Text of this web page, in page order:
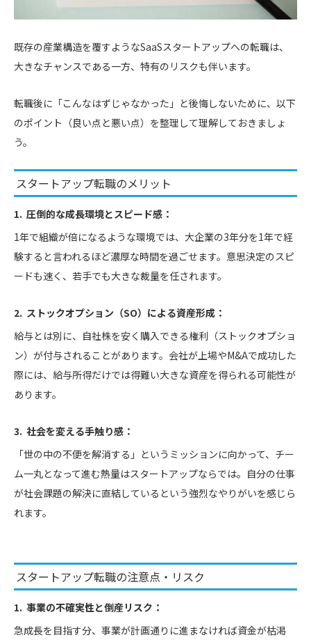
既存の産業構造を覆すようなSaaSスタートアップへの転職は、
大きなチャンスである一方、特有のリスクも伴います。
転職後に「こんなはずじゃなかった」と後悔しないために、以下
のポイント（良い点と悪い点）を整理して理解しておきましょ
う。
スタートアップ転職のメリット
1. 圧倒的な成長環境とスピード感：
1年で組織が倍になるような環境では、大企業の3年分を1年で経
験すると言われるほど濃厚な時間を過ごせます。意思決定のスピ
ードも速く、若手でも大きな裁量を任されます。
2. ストックオプション（SO）による資産形成：
給与とは別に、自社株を安く購入できる権利（ストックオプショ
ン）が付与されることがあります。会社が上場やM&Aで成功した
際には、給与所得だけでは得難い大きな資産を得られる可能性が
あります。
3. 社会を変える手触り感：
「世の中の不便を解消する」というミッションに向かって、チー
ム一丸となって進む熱量はスタートアップならでは。自分の仕事
が社会課題の解決に直結しているという強烈なやりがいを感じら
れます。
スタートアップ転職の注意点・リスク
1. 事業の不確実性と倒産リスク：
急成長を目指す分、事業が計画通りに進まなければ資金が枯渇